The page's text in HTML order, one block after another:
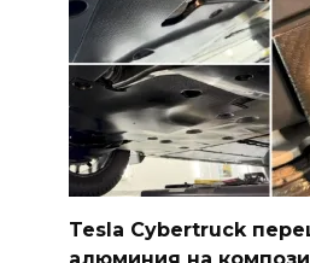
Tesla Cybertruck
алюминия на